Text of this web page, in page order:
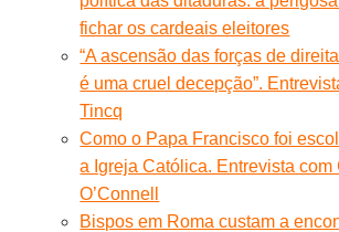
fichar os cardeais eleitores
“A ascensão das forças de
é uma cruel decepção”.
Tincq
Como o Papa Francisco foi
a Igreja Católica. Entrevista com
O’Connell
Bispos em Roma custam a